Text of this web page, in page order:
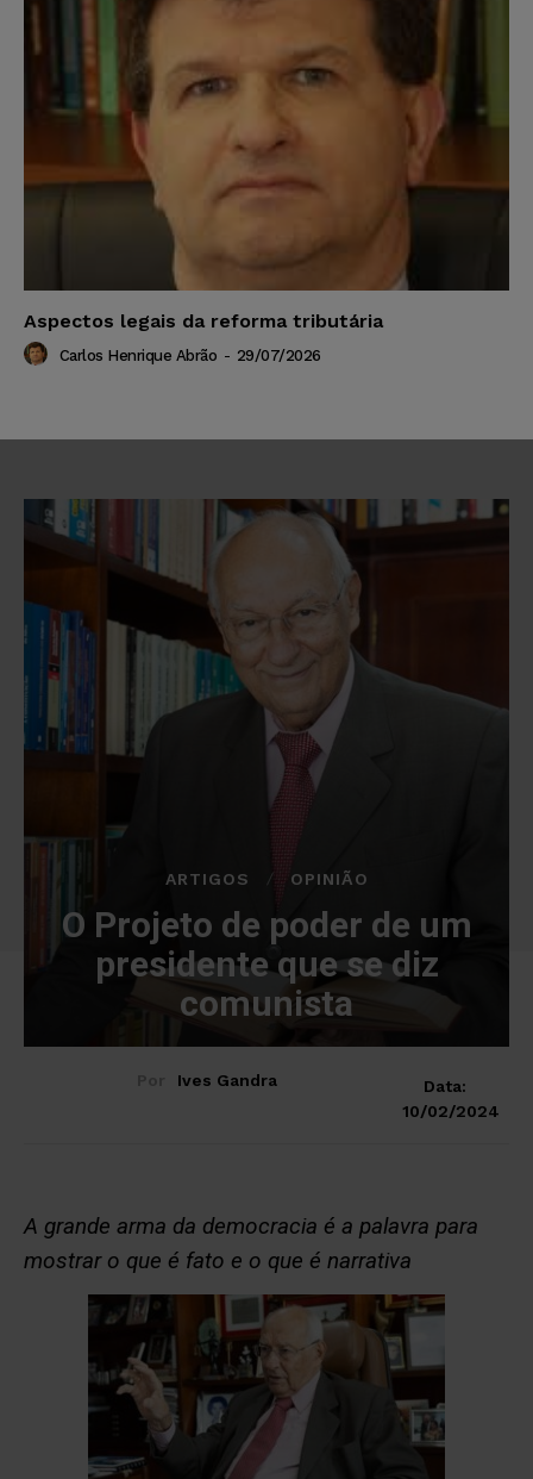
Aspectos legais da reforma tributária
Carlos Henrique Abrão - 29/07/2026